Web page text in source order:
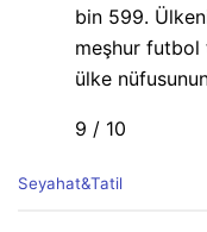
bin 599.
meşhur futbol
ülke
9 / 10
C
Seyahat&Tatil